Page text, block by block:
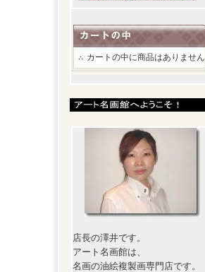
カートの中に商品はありません
店長の澤井です。
アート名画館は、
名画の油絵複製画専門店です。